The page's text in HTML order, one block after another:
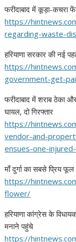
फरीदाबाद में कूड़ा-कचरा
https://
regarding-waste-
हरियाणा सरकार की नई
https://
government-get-
फरीदाबाद में शराब ठेका
घायल, दो गिरफ्तार
https://
vendor-and-
ensues-one-injured-
माँ दुर्गा का सबसे प्रिय
https://
flower/
हरियाणा कांग्रेस के
मनाने पहुंचे
https://